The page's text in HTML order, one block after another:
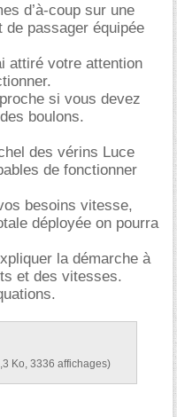
d’à-coup sur une
de passager équipée
attiré votre attention
si vous devez
boulons.
des vérins Luce
de fonctionner
besoins vitesse,
déployée on pourra
la démarche à
et des vitesses.
Ko, 3336 affichages)